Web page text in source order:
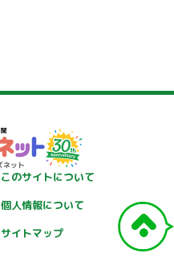
このサイトについて
個人情報について
サイトマップ